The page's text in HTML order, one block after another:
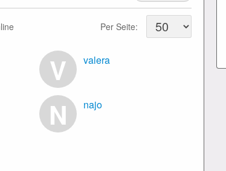
Per Seite:
V valera
N najo